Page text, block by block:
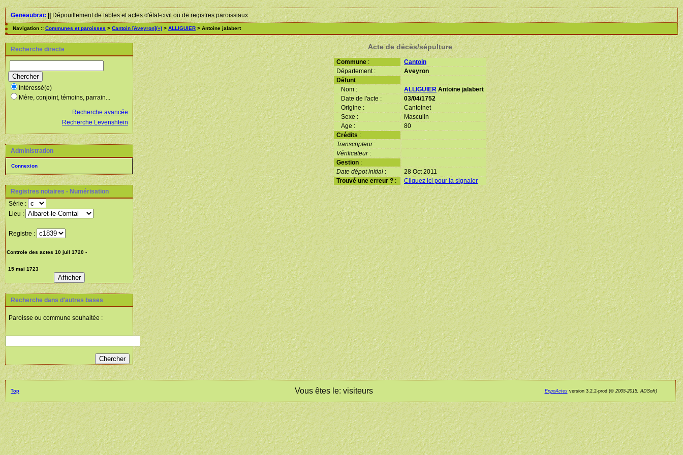
Geneaubrac||Dépouillement de tables et actes d'état-civil ou de registres paroissiaux
Navigation :: Communes et paroisses > Cantoin [Aveyron](+) > ALLIGUIER > Antoine jalabert
Recherche directe
Intéressé(e)
Mère, conjoint, témoins, parrain...
Recherche avancée
Recherche Levenshtein
Administration
Connexion
Registres notaires - Numérisation
Série :
Lieu :
Registre :
Recherche dans d'autres bases
Paroisse ou commune souhaitée :
Acte de décès/sépulture
Commune :
Cantoin
Département :
Aveyron
Défunt :
Nom :
ALLIGUIER Antoine jalabert
Date de l'acte :
03/04/1752
Origine :
Cantoinet
Sexe :
Masculin
Age :
80
Crédits :
Transcripteur:
Vérificateur:
Gestion :
Date dépot initial :
28 Oct 2011
Trouvé une erreur ? : Cliquez ici pour la signaler
Top Vous êtes le: visiteurs ExpoActesversion 3.2.2-prod (©2005-2015, ADSoft)